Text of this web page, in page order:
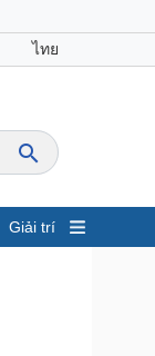
ไทย
Giải trí